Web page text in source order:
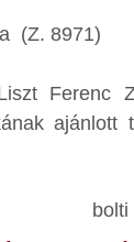
(Z. 8971)
Ferenc
ajánlott